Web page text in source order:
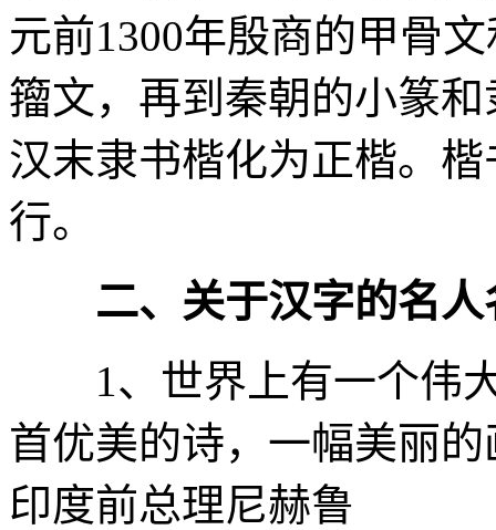
元前1300年殷商的甲骨
籀文，再到秦朝的小篆
汉末隶书楷化为正楷。
行。
二、关于汉字的名人
1、世界上有一个伟大
首优美的诗，一幅美丽
印度前总理尼赫鲁